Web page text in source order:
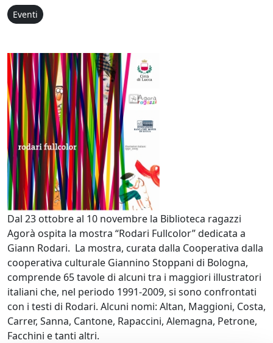
Eventi
Dal 23 ottobre al 10 novembre la Biblioteca ragazzi
Agorà ospita la mostra “Rodari Fullcolor” dedicata a
Giann Rodari. La mostra, curata dalla Cooperativa dalla
cooperativa culturale Giannino Stoppani di Bologna,
comprende 65 tavole di alcuni tra i maggiori illustratori
italiani che, nel periodo 1991-2009, si sono confrontati
con i testi di Rodari. Alcuni nomi: Altan, Maggioni, Costa,
Carrer, Sanna, Cantone, Rapaccini, Alemagna, Petrone,
Facchini e tanti altri.